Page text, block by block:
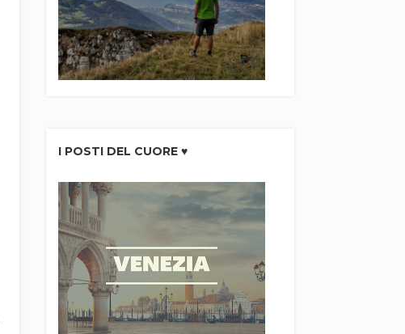
I POSTI DEL CUORE ♥